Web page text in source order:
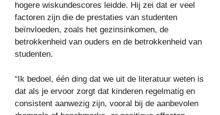
hogere wiskundescores leidde. Hij zei dat er veel
factoren zijn die de prestaties van studenten
beïnvloeden, zoals het gezinsinkomen, de
betrokkenheid van ouders en de betrokkenheid van
studenten.
“Ik bedoel, één ding dat we uit de literatuur weten is
dat als je ervoor zorgt dat kinderen regelmatig en
consistent aanwezig zijn, vooral bij de aanbevolen